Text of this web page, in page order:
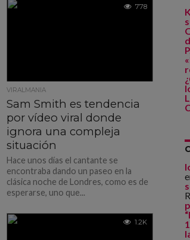
778
VIRALMANIA
Sam Smith es tendencia
por vídeo viral donde
ignora una compleja
situación
Hace unos días el cantante se
encontraba dando un paseo en la
clásica noche de Londres, como es de
esperarse, uno que...
1.2K